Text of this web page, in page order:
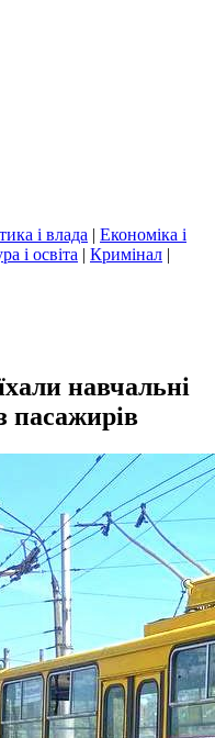
і влада | Економіка і
і освіта | Кримінал |
навчальні
пасажирів